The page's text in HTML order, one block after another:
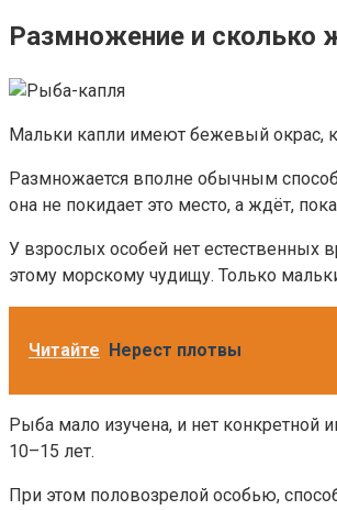
Размножение и сколько
Мальки капли имеют бежевый окрас,
Размножается вполне обычным
она не покидает это место, а ждёт,
У взрослых особей нет естественных
этому морскому чудищу. Только
Читайте Нерест плотвы
Рыба мало изучена, и нет
10–15 лет.
При этом половозрелой особью,